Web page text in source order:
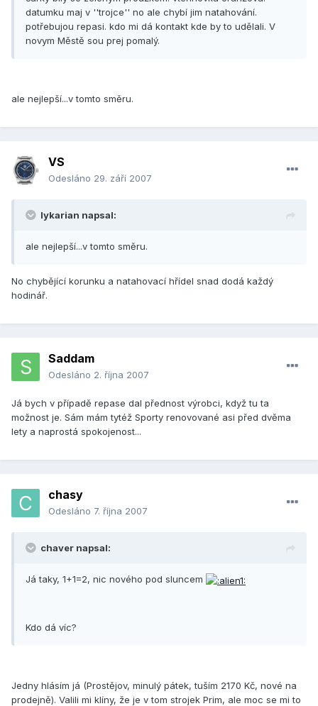
datumku maj v ''trojce'' no ale chybí jim natahování.
potřebujou repasi. kdo mi dá kontakt kde by to udělali. V
novym Městě sou prej pomalý.
ale nejlepší...v tomto směru.
VS
Odesláno 29. září 2007
lykarian napsal:
ale nejlepší...v tomto směru.
No chybějící korunku a natahovací hřídel snad dodá každý
hodinář.
Saddam
Odesláno 2. října 2007
Já bych v případě repase dal přednost výrobci, když tu ta
možnost je. Sám mám tytéž Sporty renovované asi před dvěma
lety a naprostá spokojenost...
chasy
Odesláno 7. října 2007
chaver napsal:
Já taky, 1+1=2, nic nového pod sluncem
Kdo dá víc?
Jedny hlásím já (Prostějov, minulý pátek, tuším 2170 Kč, nové na
prodejně). Valili mi klíny, že je v tom strojek Prim, ale moc se mi to